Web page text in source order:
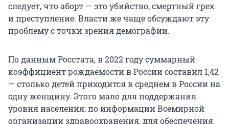
следует, что аборт — это убийство, смертный грех
и преступление. Власти же чаще обсуждают эту
проблему с точки зрения демографии.
По данным Росстата, в 2022 году суммарный
коэффициент рождаемости в России составил 1,42
— столько детей приходится в среднем в России на
одну женщину. Этого мало для поддержания
уровня населения: по информации Всемирной
организации здравоохранения, для обеспечения